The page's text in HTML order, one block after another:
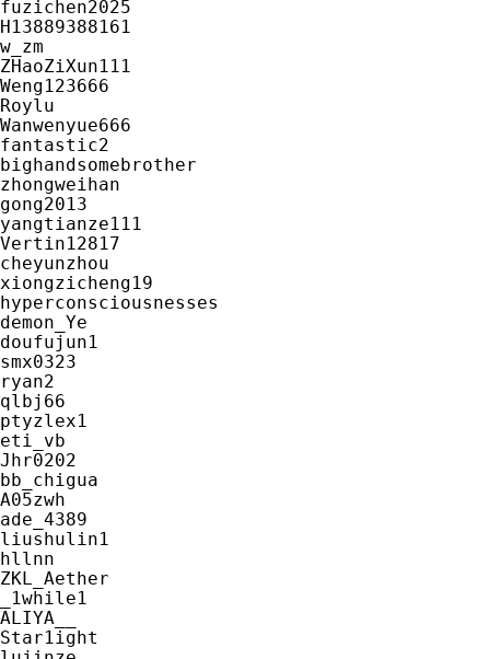
fuzichen2025
H13889388161
w_zm
ZHaoZiXun111
Weng123666
Roylu
Wanwenyue666
fantastic2
bighandsomebrother
zhongweihan
gong2013
yangtianze111
Vertin12817
cheyunzhou
xiongzicheng19
hyperconsciousnesses
demon_Ye
doufujun1
smx0323
ryan2
qlbj66
ptyzlex1
eti_vb
Jhr0202
bb_chigua
A05zwh
ade_4389
liushulin1
hllnn
ZKL_Aether
_1while1
ALIYA__
Star1ight